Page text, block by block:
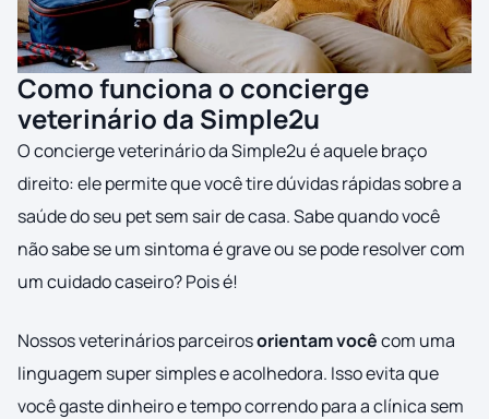
Como funciona o concierge
veterinário da Simple2u
O concierge veterinário da Simple2u é aquele braço
direito: ele permite que você tire dúvidas rápidas sobre a
saúde do seu pet sem sair de casa. Sabe quando você
não sabe se um sintoma é grave ou se pode resolver com
um cuidado caseiro? Pois é!
Nossos veterinários parceirosorientam vocêcom uma
linguagem super simples e acolhedora. Isso evita que
você gaste dinheiro e tempo correndo para a clínica sem